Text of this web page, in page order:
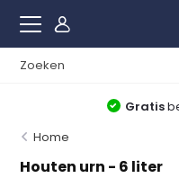
Gratis
Home
Houten urn - 6 liter